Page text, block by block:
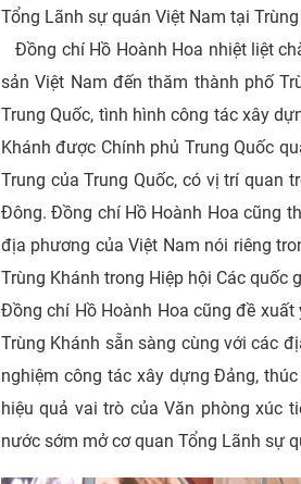
Tổng Lãnh sự quán Việt Nam tại
Đồng chí Hồ Hoành Hoa nhiệt liệt
sản Việt Nam đến thăm thành phố
Trung Quốc, tình hình công tác xây
Khánh được Chính phủ Trung Quốc
Trung của Trung Quốc, có vị trí quan
Đông. Đồng chí Hồ Hoành Hoa cũng
địa phương của Việt Nam nói riêng
Trùng Khánh trong Hiệp hội Các quốc
Đồng chí Hồ Hoành Hoa cũng đề
Trùng Khánh sẵn sàng cùng với các
nghiệm công tác xây dựng Đảng,
hiệu quả vai trò của Văn phòng xúc
nước sớm mở cơ quan Tổng Lãnh sự